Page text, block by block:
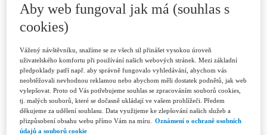
Úvod
O časopise
Archiv
Autorské příspěvky
Poslat příspěvek
Přílohy a informace
Publikační kritéria
Rubriky
Vzory citací
Recenzní řízení
Etický kodex
Aby web fungoval jak má (souhlas s
cookies)
Vážený návštěvníku, snažíme se ze všech sil přinášet vysokou úroveň
uživatelského komfortu při používání našich webových stránek. Mezi základní
předpoklady patří např. aby správně fungovalo vyhledávání, abychom vás
neobtěžovali nevhodnou reklamou nebo abychom měli dostatek podnětů, jak web
vylepšovat. Proto od Vás potřebujeme souhlas se zpracováním souborů cookies,
tj. malých souborů, které se dočasně ukládají ve vašem prohlížeči. Předem
děkujeme za udělení souhlasu. Data využijeme ke zlepšování našich služeb a
přizpůsobení obsahu webu přímo Vám na míru.
Oznámení o ochraně osobních
údajů a souborů cookie